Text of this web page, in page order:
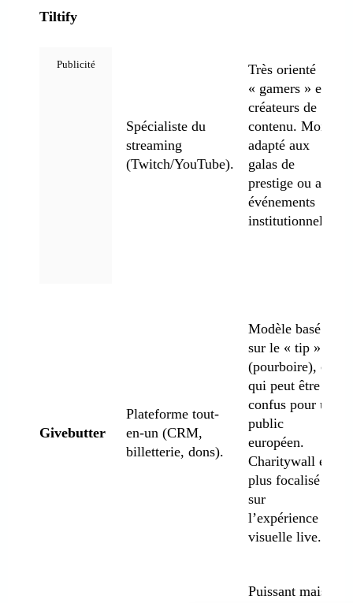
Tiltify
Spécialiste du
streaming
(Twitch/YouTube).
Très orienté
« gamers » et
créateurs de
contenu. Moins
adapté aux
galas de
prestige ou aux
événements
institutionnels.
Givebutter
Plateforme tout-
en-un (CRM,
billetterie, dons).
Modèle basé
sur le « tip »
(pourboire), ce
qui peut être
confus pour un
public
européen.
Charitywall est
plus focalisé
sur
l’expérience
visuelle live.
Puissant mais